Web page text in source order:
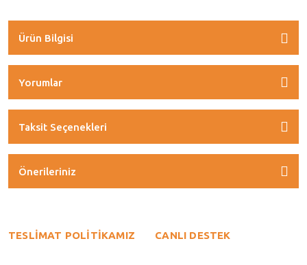
Ürün Bilgisi
Yorumlar
Taksit Seçenekleri
Önerileriniz
TESLİMAT POLİTİKAMIZ CANLI DESTEK